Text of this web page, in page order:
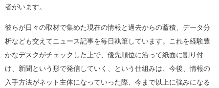
者がいます。
彼らが日々の取材で集めた現在の情報と過去からの蓄積、データ分
析なども交えてニュース記事を毎日執筆しています。これを経験豊
かなデスクがチェックした上で、優先順位に沿って紙面に割り付
け、新聞という形で発信していく、という仕組みは、今後、情報の
入手方法がネット主体になっていった際、今まで以上に強みになる